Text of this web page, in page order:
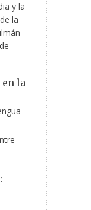
y la
la
la